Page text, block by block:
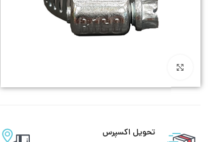
فلکسیبل استیل
تحویل اکسپرس